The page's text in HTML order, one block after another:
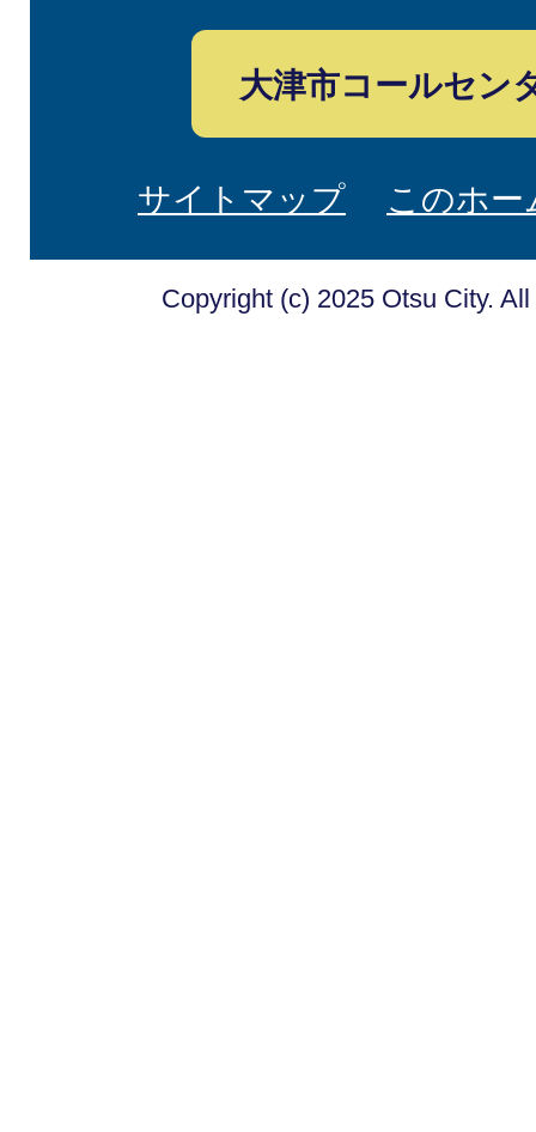
大津市コールセン
サイトマップ このホ
Copyright (c) 2025 Otsu City.